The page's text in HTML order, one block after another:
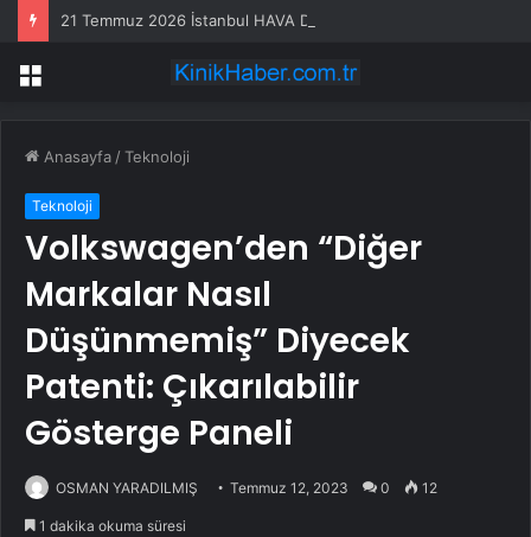
Menü
Anasayfa /Teknoloji
Teknoloji
Volkswagen’den “Diğer
Markalar Nasıl
Düşünmemiş” Diyecek
Patenti: Çıkarılabilir
Gösterge Paneli
OSMAN YARADILMIŞ Temmuz 12, 2023 0 12
1 dakika okuma süresi